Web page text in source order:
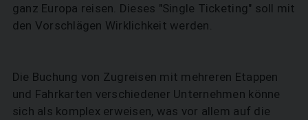
ganz Europa reisen. Dieses "Single Ticketing" soll mit
den Vorschlägen Wirklichkeit werden.
Die Buchung von Zugreisen mit mehreren Etappen
und Fahrkarten verschiedener Unternehmen könne
sich als komplex erweisen, was vor allem auf die